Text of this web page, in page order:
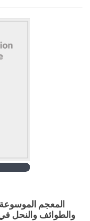
المعجم الموسوعة
والطوائف والنحل في